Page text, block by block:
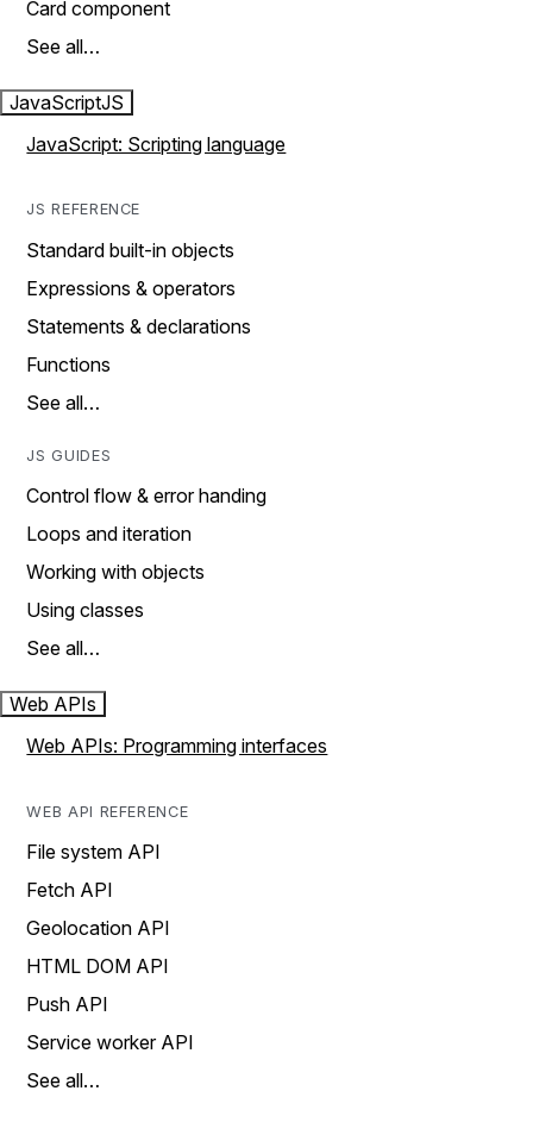
Card component
See all…
JavaScriptJS
JavaScript: Scripting language
JS REFERENCE
Standard built-in objects
Expressions & operators
Statements & declarations
Functions
See all…
JS GUIDES
Control flow & error handing
Loops and iteration
Working with objects
Using classes
See all…
Web APIs
Web APIs: Programming interfaces
WEB API REFERENCE
File system API
Fetch API
Geolocation API
HTML DOM API
Push API
Service worker API
See all…